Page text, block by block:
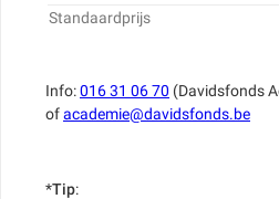
Standaardprijs
Info:016 31 06 70 (Davidsfonds
ofacademie@davidsfonds.be
*Tip: